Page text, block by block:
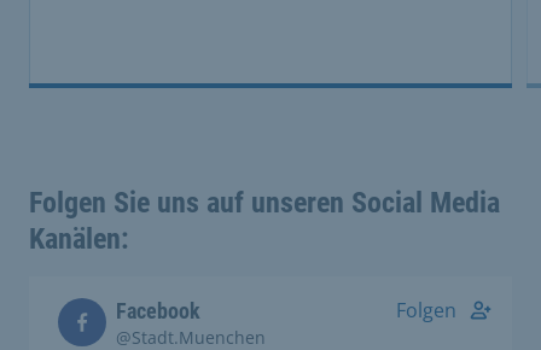
Folgen Sie uns auf unseren Social Media
Kanälen:
Facebook
@Stadt.Muenchen
Folgen